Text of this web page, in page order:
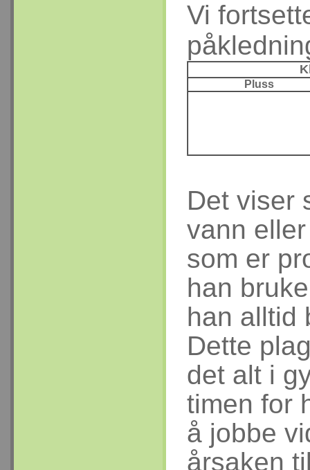
Vi
Pluss
Det viser
vann
som er
han
han alltid
Dette
det alt i
timen for
å jobbe
årsaken